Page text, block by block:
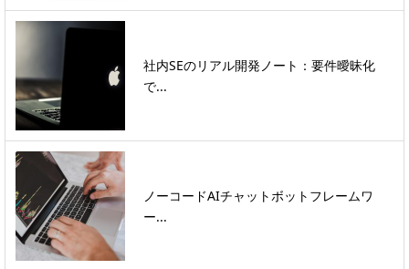
社内SEのリアル開発ノート：要件曖昧化
で...
ノーコードAIチャットボットフレームワ
ー...